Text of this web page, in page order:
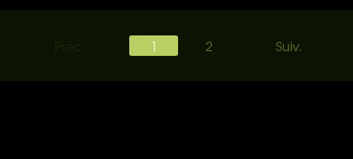
1 2 Suiv.